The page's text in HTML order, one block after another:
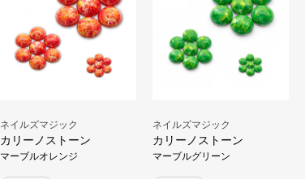
ネイルズマジック
カリーノストーン
マーブルオレンジ
ネイルズマジック
カリーノストーン
マーブルグリーン